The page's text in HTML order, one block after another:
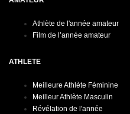
Athlète de l'année amateur
Film de l’année amateur
ATHLETE
Meilleure Athlète Féminine
Meilleur Athlète Masculin
Révélation de l'année